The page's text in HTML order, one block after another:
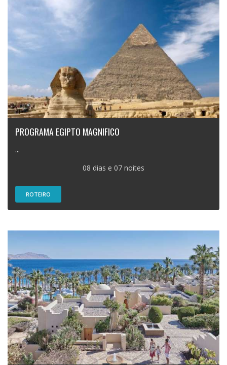
PROGRAMA EGIPTO MAGNIFICO
...
08 dias e 07 noites
ROTEIRO